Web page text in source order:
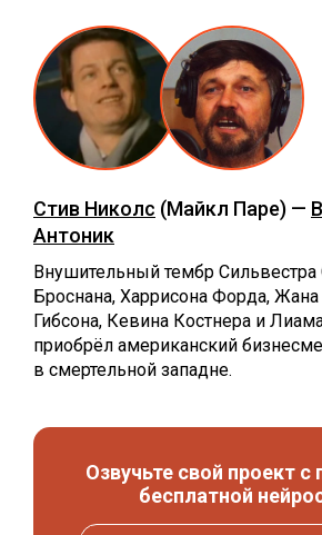
Стив Николс (Майкл Паре) —
Антоник
Внушительный тембр Сильвестра
Броснана, Харрисона Форда,
Гибсона, Кевина Костнера и
приобрёл американский
в смертельной западне.
Озвучьте свой проект
бесплатной